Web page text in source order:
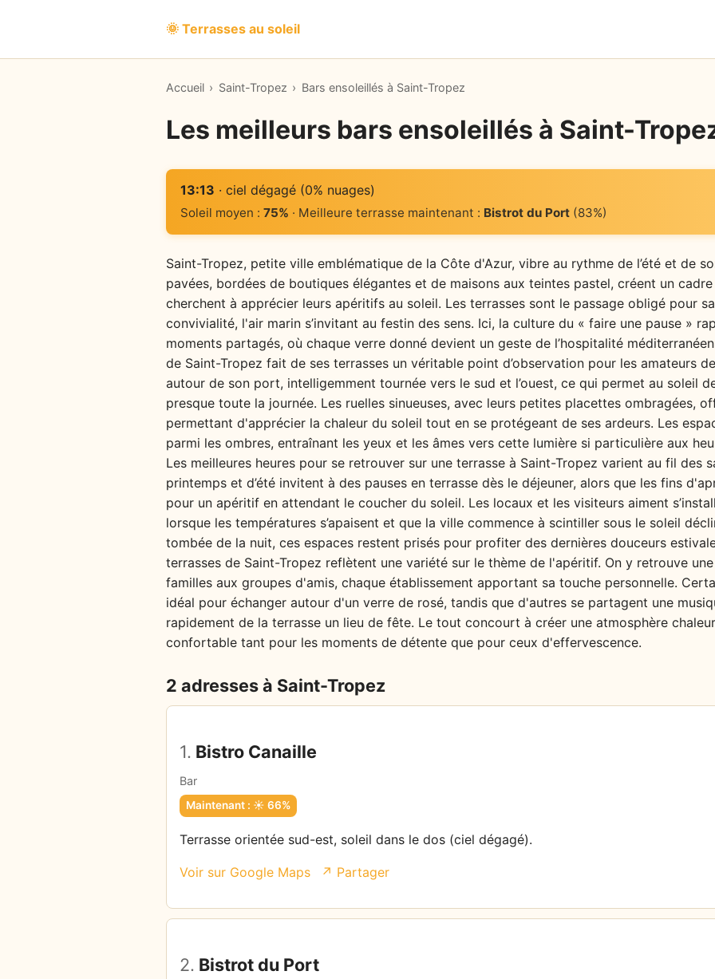
🌞 Terrasses au soleil
Accueil › Saint-Tropez › Bars ensoleillés à Saint-Tropez
Les meilleurs bars ensoleillés à Saint-
13:13 · ciel dégagé (0% nuages)
Soleil moyen : 75% · Meilleure terrasse maintenant : Bistrot du Port(83%)
Saint-Tropez, petite ville emblématique de la Côte d'Azur, vibre au rythme de l’été et de
pavées, bordées de boutiques élégantes et de maisons aux teintes pastel, créent un
cherchent à apprécier leurs apéritifs au soleil. Les terrasses sont le passage obligé pour
convivialité, l'air marin s’invitant au festin des sens. Ici, la culture du « faire une pause »
moments partagés, où chaque verre donné devient un geste de l’hospitalité
de Saint-Tropez fait de ses terrasses un véritable point d’observation pour les amateurs
autour de son port, intelligemment tournée vers le sud et l’ouest, ce qui permet au soleil
presque toute la journée. Les ruelles sinueuses, avec leurs petites placettes ombragées,
permettant d'apprécier la chaleur du soleil tout en se protégeant de ses ardeurs. Les
parmi les ombres, entraînant les yeux et les âmes vers cette lumière si particulière aux
Les meilleures heures pour se retrouver sur une terrasse à Saint-Tropez varient au fil des
printemps et d’été invitent à des pauses en terrasse dès le déjeuner, alors que les fins
pour un apéritif en attendant le coucher du soleil. Les locaux et les visiteurs aiment
lorsque les températures s’apaisent et que la ville commence à scintiller sous le soleil
tombée de la nuit, ces espaces restent prisés pour profiter des dernières douceurs
terrasses de Saint-Tropez reflètent une variété sur le thème de l'apéritif. On y retrouve
familles aux groupes d'amis, chaque établissement apportant sa touche personnelle.
idéal pour échanger autour d'un verre de rosé, tandis que d'autres se partagent une
rapidement de la terrasse un lieu de fête. Le tout concourt à créer une atmosphère
confortable tant pour les moments de détente que pour ceux d'effervescence.
2 adresses à Saint-Tropez
1. Bistro Canaille
Bar
Maintenant : ☀️ 66%
Terrasse orientée sud-est, soleil dans le dos (ciel dégagé).
Voir sur Google Maps ↗ Partager
2. Bistrot du Port